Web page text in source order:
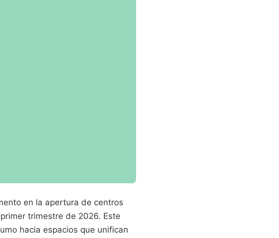
en la apertura de centros
trimestre de 2026. Este
hacia espacios que unifican